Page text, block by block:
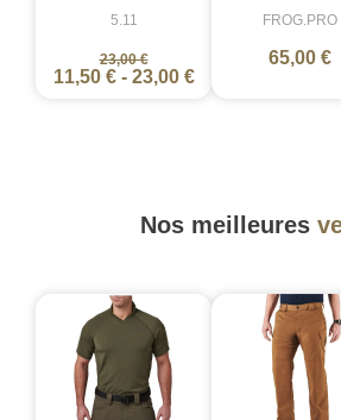
5.11
23,00 €
11,50 €- 23,00 €
FROG.PRO
65,00 €
Nos meilleures